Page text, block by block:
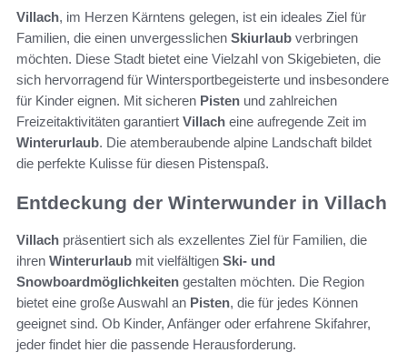
Villach, im Herzen Kärntens gelegen, ist ein ideales Ziel für
Familien, die einen unvergesslichen Skiurlaub verbringen
möchten. Diese Stadt bietet eine Vielzahl von Skigebieten, die
sich hervorragend für Wintersportbegeisterte und insbesondere
für Kinder eignen. Mit sicheren Pisten und zahlreichen
Freizeitaktivitäten garantiert Villach eine aufregende Zeit im
Winterurlaub. Die atemberaubende alpine Landschaft bildet
die perfekte Kulisse für diesen Pistenspaß.
Entdeckung der Winterwunder in Villach
Villach präsentiert sich als exzellentes Ziel für Familien, die
ihren Winterurlaub mit vielfältigen Ski- und
Snowboardmöglichkeiten gestalten möchten. Die Region
bietet eine große Auswahl an Pisten, die für jedes Können
geeignet sind. Ob Kinder, Anfänger oder erfahrene Skifahrer,
jeder findet hier die passende Herausforderung.